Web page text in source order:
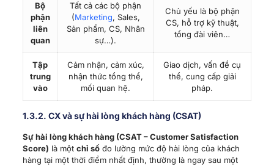
Bộ
phận
liên
quan
Tất cả các bộ phận
(Marketing, Sales,
Sản phẩm, CS, Nhân
sự…).
Chủ yếu là bộ phận
CS, hỗ trợ kỹ thuật,
tổng đài viên…
Tập
trung
vào
Cảm nhận, cảm xúc,
nhận thức tổng thể,
mối quan hệ.
Giao dịch, vấn đề cụ
thể, cung cấp giải
pháp.
1.3.2. CX và sự hài lòng khách hàng (CSAT)
Sự hài lòng khách hàng (CSAT – Customer Satisfaction
Score) là một chỉ sốđo lường mức độ hài lòng của khách
hàng tại một thời điểm nhất định, thường là ngay sau một